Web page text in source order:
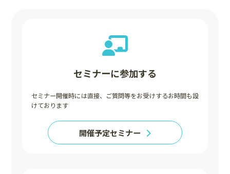
セミナーに参加する
セミナー開催時には直接、ご質問等をお受けするお時間も設
けております
開催予定セミナー